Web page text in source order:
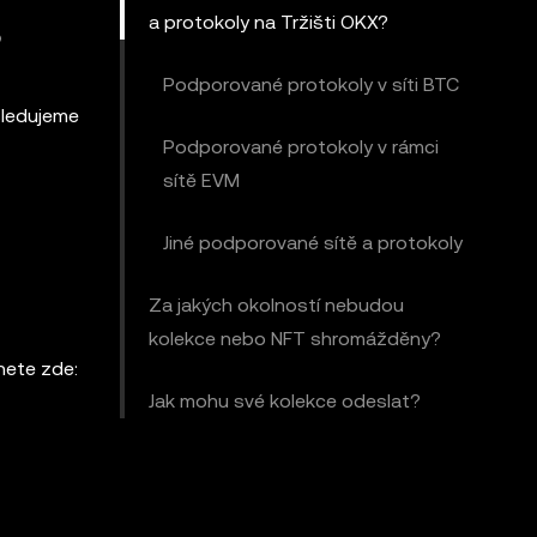
zde:
a protokoly na Tržišti OKX?
Podporované protokoly v síti BTC
Podporované protokoly v rámci
sítě EVM
Jiné podporované sítě a protokoly
Za jakých okolností nebudou
kolekce nebo NFT shromážděny?
Jak mohu své kolekce odeslat?